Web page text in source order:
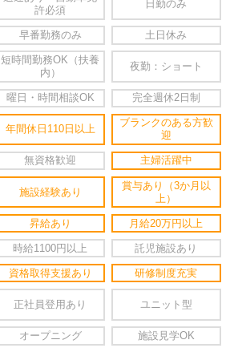
許必須
日勤のみ
早番勤務のみ 土日休み
短時間勤務OK（扶養
内）
夜勤：ショート
曜日・時間相談OK 完全週休2日制
年間休日110日以上
ブランクのある方歓
迎
無資格歓迎 主婦活躍中
施設経験あり
賞与あり（3か月以
上）
昇給あり 月給20万円以上
時給1100円以上 託児施設あり
資格取得支援あり 研修制度充実
正社員登用あり ユニット型
オープニング 施設見学OK